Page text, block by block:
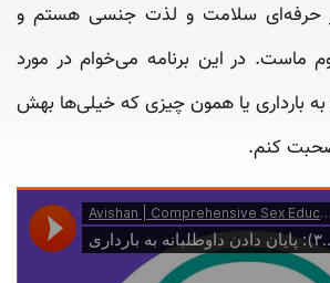
حرفه‌ای سلامت و لذت جنسی هستم و
ماست. در این برنامه می‌خوام در مورد
به بارداری یا همون چیزی که خیلی‌ها بهش
کنم.